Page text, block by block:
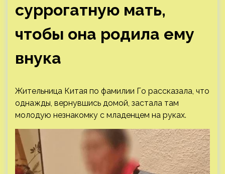
суррогатную мать,
чтобы она родила ему
внука
Жительница Китая по фамилии Го рассказала, что
однажды, вернувшись домой, застала там
молодую незнакомку с младенцем на руках.